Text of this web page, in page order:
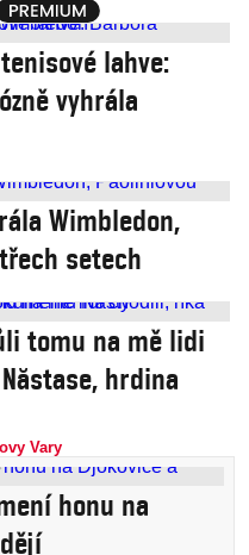
lahve:
vyhrála
Wimbledon,
setech
tomu na mě lidi
hrdina
Vary
honu na